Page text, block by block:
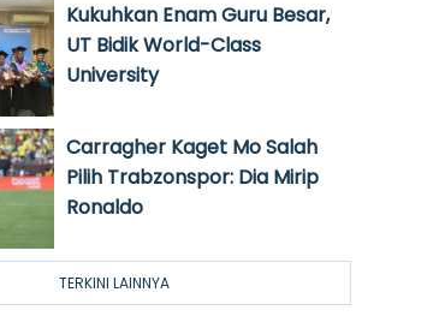
Kukuhkan Enam Guru Besar,
UT Bidik World-Class
University
Carragher Kaget Mo Salah
Pilih Trabzonspor: Dia Mirip
Ronaldo
TERKINI LAINNYA